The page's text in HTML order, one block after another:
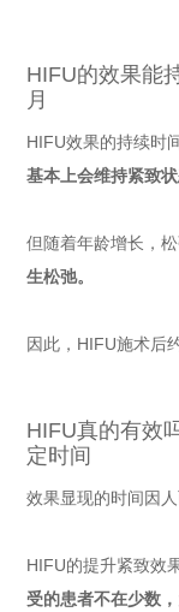
HIFU的效果能
月
HIFU效果的持续时
基本上会维持紧致状
但随着年龄增长，
生松弛。
因此，HIFU施术后
HIFU真的有效
定时间
效果显现的时间因人
HIFU的提升紧致效
受的患者不在少数，